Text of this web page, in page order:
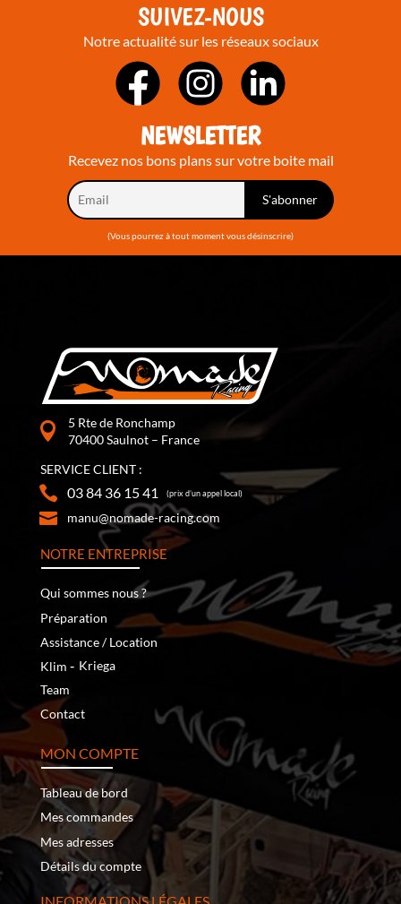
SUIVEZ-NOUS
Notre actualité sur les réseaux sociaux
NEWSLETTER
Recevez nos bons plans sur votre boite mail
(Vous pourrez à tout moment vous désinscrire)
5 Rte de Ronchamp
70400 Saulnot – France
SERVICE CLIENT :
03 84 36 15 41 (prix d’un appel local)
manu@nomade-racing.com
NOTRE ENTREPRISE
Qui sommes nous ?
Préparation
Assistance / Location
Klim ‐ Kriega
Team
Contact
MON COMPTE
Tableau de bord
Mes commandes
Mes adresses
Détails du compte